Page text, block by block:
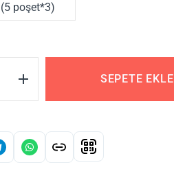
poşet*3)
SEPETE EKLE